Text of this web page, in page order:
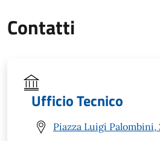
Contatti
Ufficio Tecnico
Piazza Luigi Palombini,